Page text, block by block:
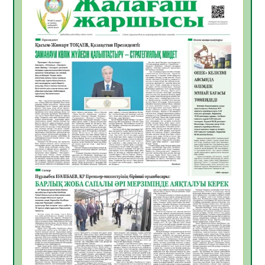
Инфекциялық ауруларға қарсы иммундау
жұмыстарының тиімділігі
06.08.2026
49
Көкжөтел ауруы туралы
06.08.2026
45
АПВ вакцинасы туралы мәлімет
06.08.2026
44
Open Air: Қызылорда облысы полиция
департаменті 20 мыңнан астам
көрерменнің қауіпсіздігін қамтамасыз етті
06.08.2026
58
ҚЫЗЫЛОРДАДА «САНАЛЫ ҰРПАҚ –
ЖАРҚЫН БОЛАШАҚ» АТТЫ КЕҢЕЙТІЛГЕН
МӘЖІЛІС ӨТТІ
05.08.2026
59